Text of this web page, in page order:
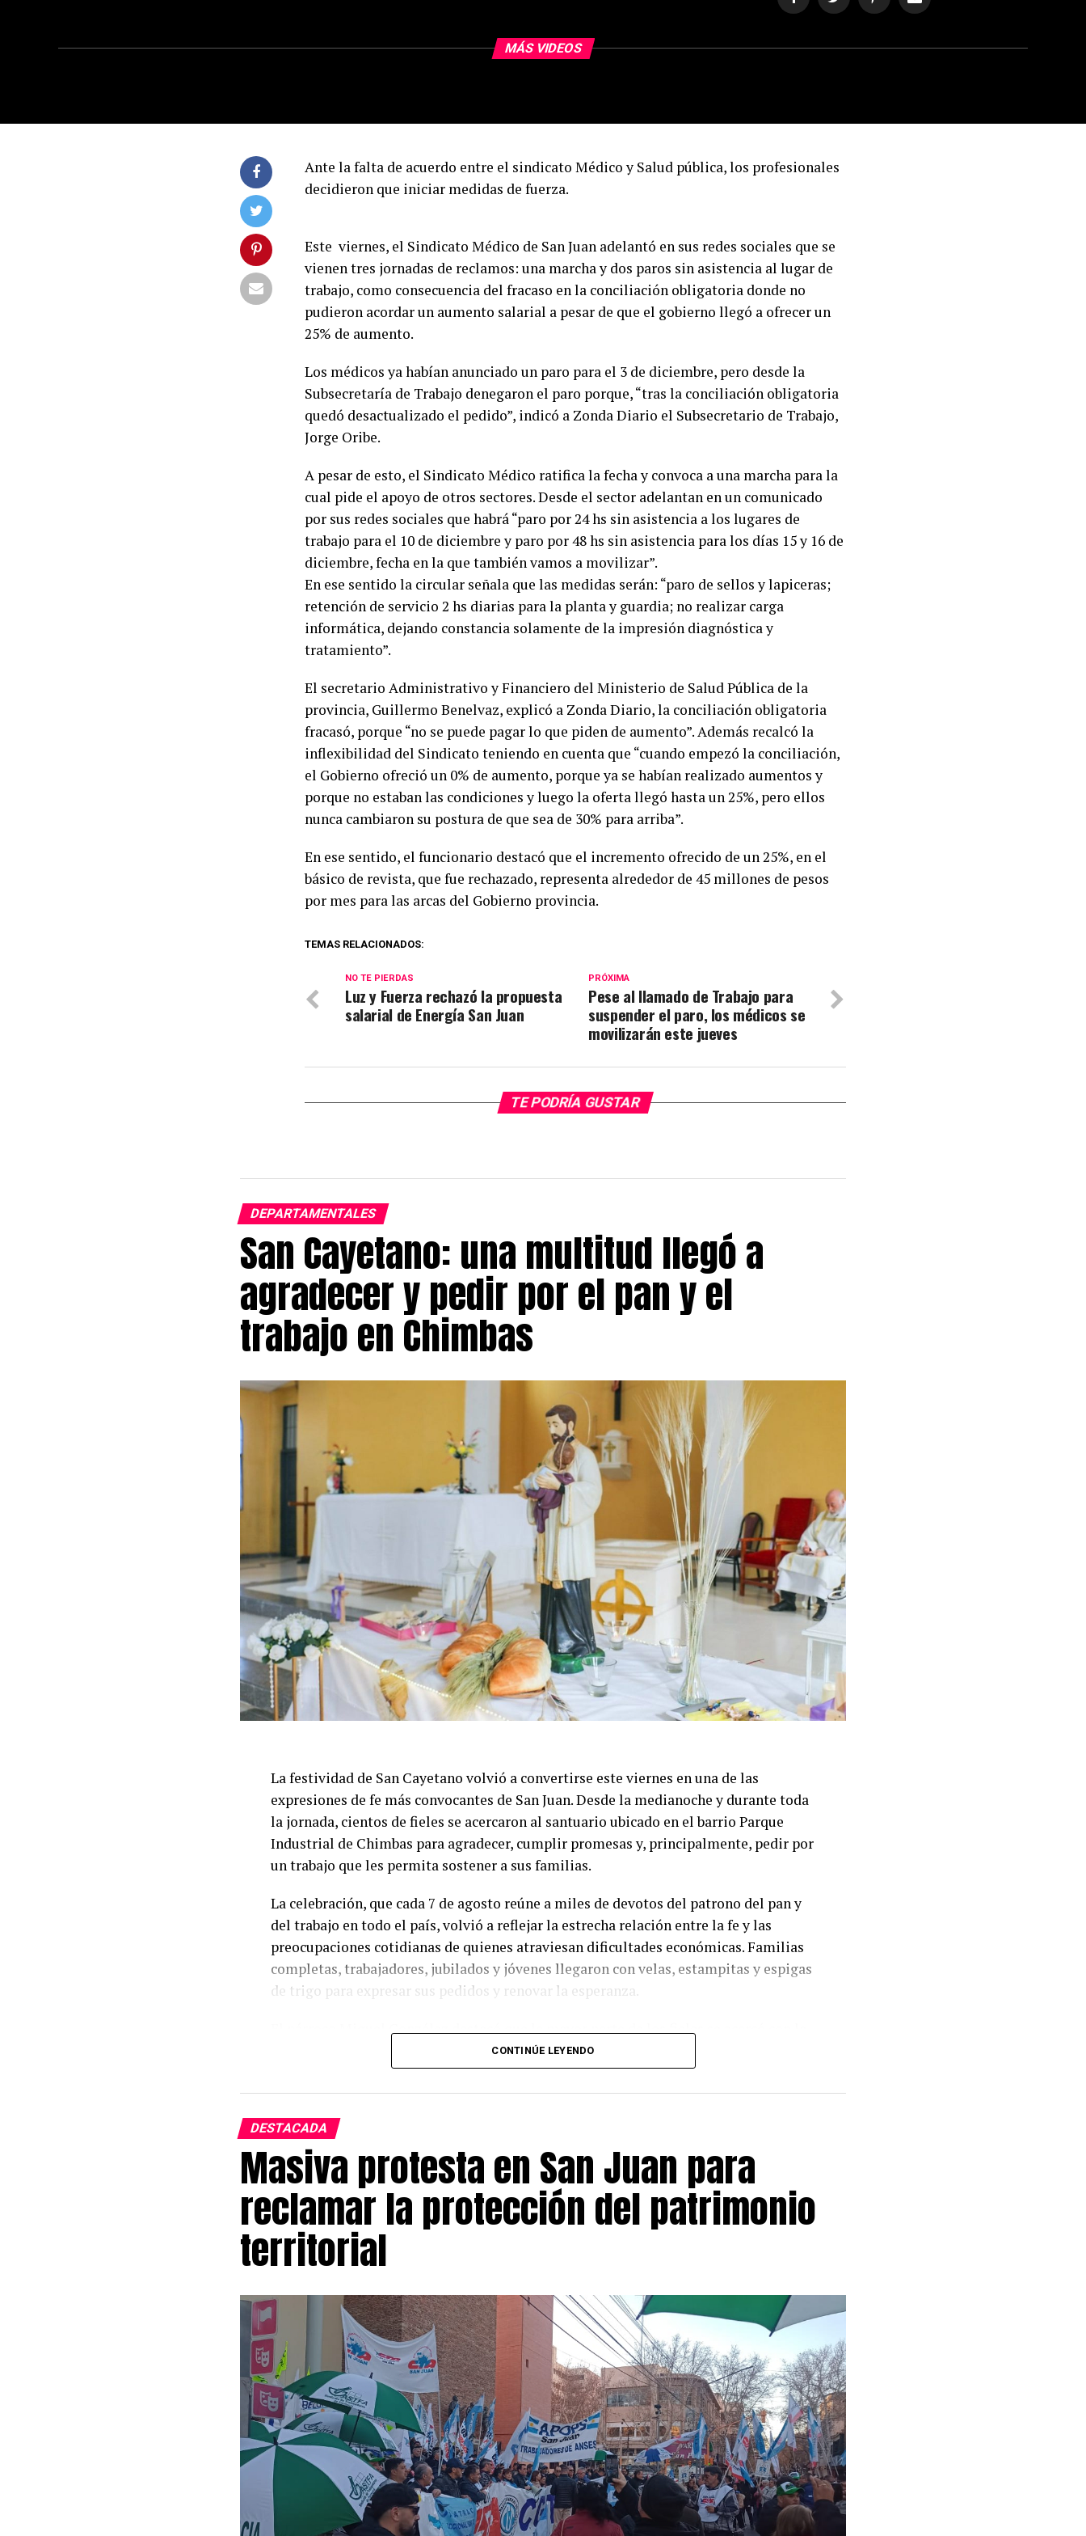
MÁS VIDEOS
Ante la falta de acuerdo entre el sindicato Médico y Salud pública, los profesionales
decidieron que iniciar medidas de fuerza.
Este viernes, el Sindicato Médico de San Juan adelantó en sus redes sociales que se
vienen tres jornadas de reclamos: una marcha y dos paros sin asistencia al lugar de
trabajo, como consecuencia del fracaso en la conciliación obligatoria donde no
pudieron acordar un aumento salarial a pesar de que el gobierno llegó a ofrecer un
25% de aumento.
Los médicos ya habían anunciado un paro para el 3 de diciembre, pero desde la
Subsecretaría de Trabajo denegaron el paro porque, “tras la conciliación obligatoria
quedó desactualizado el pedido”, indicó a Zonda Diario el Subsecretario de Trabajo,
Jorge Oribe.
A pesar de esto, el Sindicato Médico ratifica la fecha y convoca a una marcha para la
cual pide el apoyo de otros sectores. Desde el sector adelantan en un comunicado
por sus redes sociales que habrá “paro por 24 hs sin asistencia a los lugares de
trabajo para el 10 de diciembre y paro por 48 hs sin asistencia para los días 15 y 16 de
diciembre, fecha en la que también vamos a movilizar”.
En ese sentido la circular señala que las medidas serán: “paro de sellos y lapiceras;
retención de servicio 2 hs diarias para la planta y guardia; no realizar carga
informática, dejando constancia solamente de la impresión diagnóstica y
tratamiento”.
El secretario Administrativo y Financiero del Ministerio de Salud Pública de la
provincia, Guillermo Benelvaz, explicó a Zonda Diario, la conciliación obligatoria
fracasó, porque “no se puede pagar lo que piden de aumento”. Además recalcó la
inflexibilidad del Sindicato teniendo en cuenta que “cuando empezó la conciliación,
el Gobierno ofreció un 0% de aumento, porque ya se habían realizado aumentos y
porque no estaban las condiciones y luego la oferta llegó hasta un 25%, pero ellos
nunca cambiaron su postura de que sea de 30% para arriba”.
En ese sentido, el funcionario destacó que el incremento ofrecido de un 25%, en el
básico de revista, que fue rechazado, representa alrededor de 45 millones de pesos
por mes para las arcas del Gobierno provincia.
TEMAS RELACIONADOS:
PRÓXIMA
Pese al llamado de Trabajo para
suspender el paro, los médicos se
movilizarán este jueves
NO TE PIERDAS
Luz y Fuerza rechazó la propuesta
salarial de Energía San Juan
TE PODRÍA GUSTAR
DEPARTAMENTALES
San Cayetano: una multitud llegó a
agradecer y pedir por el pan y el
trabajo en Chimbas
La festividad de San Cayetano volvió a convertirse este viernes en una de las
expresiones de fe más convocantes de San Juan. Desde la medianoche y durante toda
la jornada, cientos de fieles se acercaron al santuario ubicado en el barrio Parque
Industrial de Chimbas para agradecer, cumplir promesas y, principalmente, pedir por
un trabajo que les permita sostener a sus familias.
La celebración, que cada 7 de agosto reúne a miles de devotos del patrono del pan y
del trabajo en todo el país, volvió a reflejar la estrecha relación entre la fe y las
preocupaciones cotidianas de quienes atraviesan dificultades económicas. Familias
completas, trabajadores, jubilados y jóvenes llegaron con velas, estampitas y espigas
de trigo para expresar sus pedidos y renovar la esperanza.
El párroco Miguel González destacó que la mayor parte de los fieles se acercó con la
intención de pedir empleo, aunque también fueron numerosos quienes llegaron para
agradecer por conservar su fuente laboral. «El trabajo dignifica a la persona», expresó
el sacerdote, al remarcar que poder llevar el pan a la mesa representa una de las
mayores bendiciones para cualquier familia.
CONTINÚE LEYENDO
DESTACADA
Masiva protesta en San Juan para
reclamar la protección del patrimonio
territorial